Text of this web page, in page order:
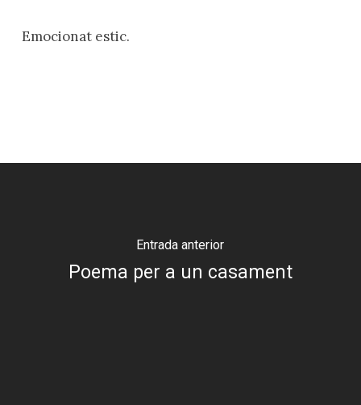
Emocionat estic.
Entrada anterior
Poema per a un casament